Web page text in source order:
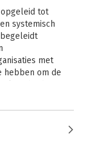
opgeleid tot
systemisch
met
hebben om de
van